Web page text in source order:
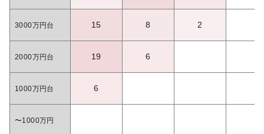
3000万円台 15 8 2
2000万円台 19 6
1000万円台 6
〜1000万円